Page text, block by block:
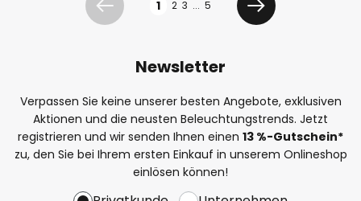
Zurück 1 2 3 ... 5
Weiter
Newsletter
Verpassen Sie keine unserer besten Angebote, exklusiven
Aktionen und die neusten Beleuchtungstrends. Jetzt
registrieren und wir senden Ihnen einen 13 %-Gutschein*
zu, den Sie bei Ihrem ersten Einkauf in unserem Onlineshop
einlösen können!